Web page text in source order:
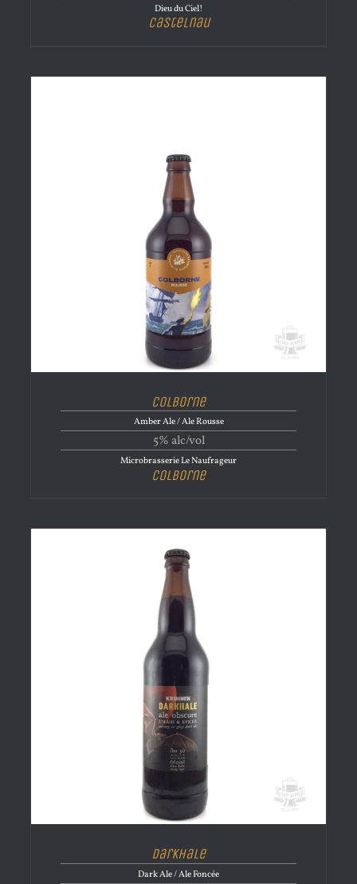
Dieu du Ciel!
Castelnau
Colborne
Amber Ale / Ale Rousse
5% alc/vol
Microbrasserie Le Naufrageur
Colborne
Darkhale
Dark Ale / Ale Foncée